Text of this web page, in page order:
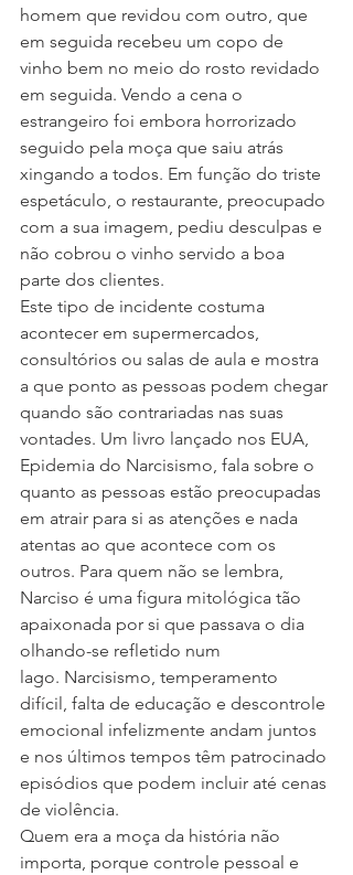
homem que revidou com outro, que
em seguida recebeu um copo de
vinho bem no meio do rosto revidado
em seguida. Vendo a cena o
estrangeiro foi embora horrorizado
seguido pela moça que saiu atrás
xingando a todos. Em função do triste
espetáculo, o restaurante, preocupado
com a sua imagem, pediu desculpas e
não cobrou o vinho servido a boa
parte dos clientes.
Este tipo de incidente costuma
acontecer em supermercados,
consultórios ou salas de aula e mostra
a que ponto as pessoas podem chegar
quando são contrariadas nas suas
vontades. Um livro lançado nos EUA,
Epidemia do Narcisismo, fala sobre o
quanto as pessoas estão preocupadas
em atrair para si as atenções e nada
atentas ao que acontece com os
outros. Para quem não se lembra,
Narciso é uma figura mitológica tão
apaixonada por si que passava o dia
olhando-se refletido num
lago. Narcisismo, temperamento
difícil, falta de educação e descontrole
emocional infelizmente andam juntos
e nos últimos tempos têm patrocinado
episódios que podem incluir até cenas
de violência.
Quem era a moça da história não
importa, porque controle pessoal e